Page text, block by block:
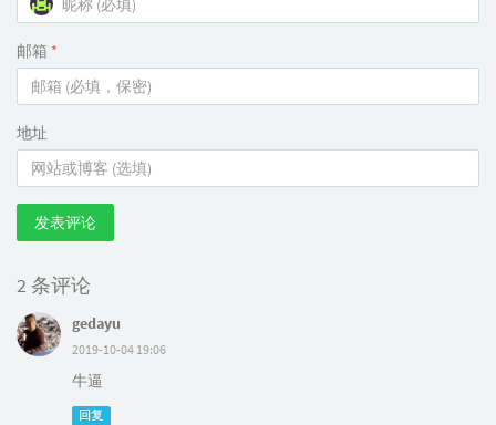
邮箱 *
地址
发表评论
2 条评论
gedayu
2019-10-04 19:06
牛逼
回复